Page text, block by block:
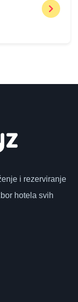
i rezerviranje
hotela svih